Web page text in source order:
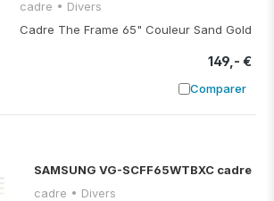
cadre • Divers
Cadre The Frame 65" Couleur Sand Gold
149,- €
Comparer
Ajouter à
SAMSUNG VG-SCFF65WTBXC cadre
cadre • Divers